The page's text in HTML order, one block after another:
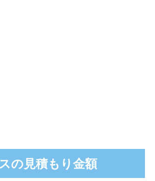
の見積もり金額